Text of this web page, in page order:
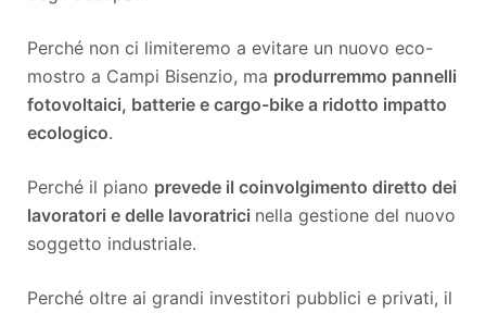
Perché non ci limiteremo a evitare un nuovo eco-
mostro a Campi Bisenzio, ma produrremmo pannelli
fotovoltaici, batterie e cargo-bike a ridotto impatto
ecologico.
Perché il piano prevede il coinvolgimento diretto dei
lavoratori e delle lavoratrici nella gestione del nuovo
soggetto industriale.
Perché oltre ai grandi investitori pubblici e privati, il